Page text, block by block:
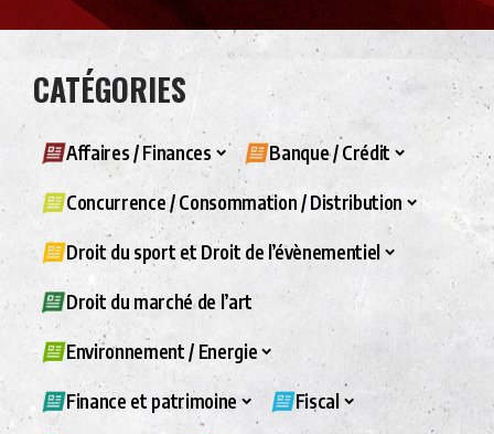
CATÉGORIES
Affaires / Finances Banque / Crédit
Concurrence / Consommation / Distribution
Droit du sport et Droit de l’évènementiel
Droit du marché de l’art
Environnement / Energie
Finance et patrimoine Fiscal